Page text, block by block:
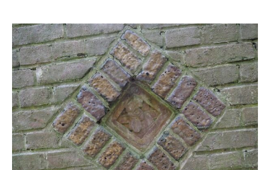
Agenda
Excursies
Groen
Erfgoed
Open
Tuinen
Inloggen